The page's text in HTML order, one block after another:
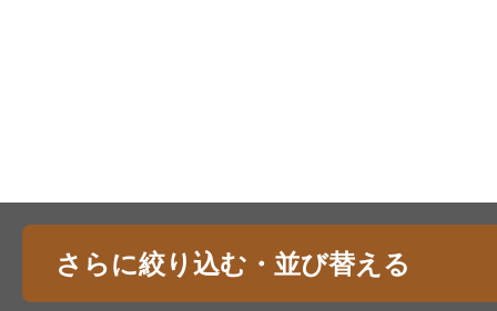
さらに絞り込む・並び替える